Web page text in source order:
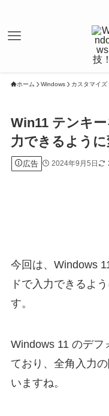
ホーム Windows カスタマイズ
Win11 テンキ
力できるよう
広告 2024年9月5日
今回は、Windows
ドで入力できるよ
す。
Windows 11 のデフ
ており、全角入力
いますね。